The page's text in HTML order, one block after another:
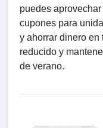
puedes
cupones para
y ahorrar dinero en
reducido y
de verano.